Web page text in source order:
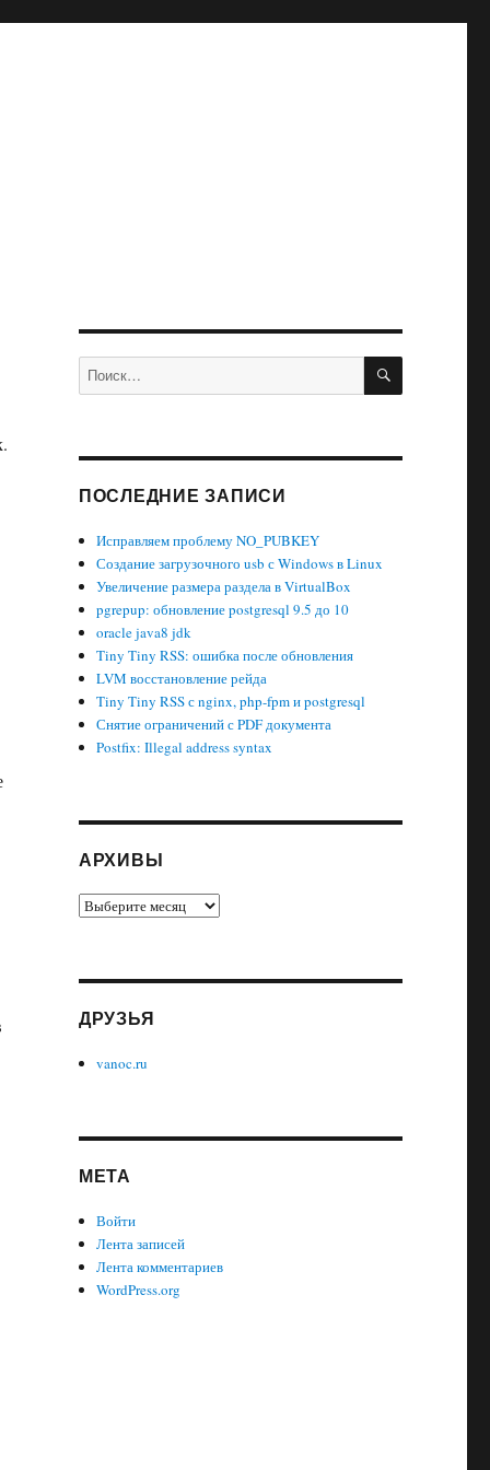
Искать: ПОИСК
ПОСЛЕДНИЕ ЗАПИСИ
Исправляем проблему NO_PUBKEY
Создание загрузочного usb с Windows в Linux
Увеличение размера раздела в VirtualBox
pgrepup: обновление postgresql 9.5 до 10
oracle java8 jdk
Tiny Tiny RSS: ошибка после обновления
LVM восстановление рейда
Tiny Tiny RSS с nginx, php-fpm и postgresql
Снятие ограничений с PDF документа
Postfix: Illegal address syntax
АРХИВЫ
Архивы
ДРУЗЬЯ
vanoc.ru
МЕТА
Войти
Лента записей
Лента комментариев
WordPress.org